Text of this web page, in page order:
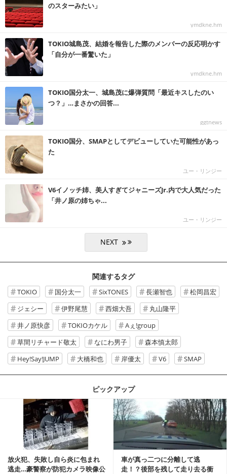
のスターみたい」
ymdkne.hm
TOKIO城島茂、結婚を報告した際のメンバーの反応明かす
「自分が一番驚いた」
ymdkne.hm
TOKIO国分太一、城島茂に爆弾質問「最近キスしたのい
つ？」…まさかの回答...
ggtnews
TOKIO国分、SMAPとしてデビューしていた可能性があっ
た
ユー・リンジー
V6イノッチ姉、美人すぎてジャニーズJr.内で大人気だった
「井ノ原の姉ちゃ...
ユー・リンジー
関連するタグ
TOKIO 国分太一 SixTONES 長瀬智也
松岡昌宏
ジェシー
伊野尾慧 西畑大吾
丸山隆平
井ノ原快彦
TOKIOカケル
Aぇ!group
草間リチャード敬太
なにわ男子
森本慎太郎
Hey!Say!JUMP
大橋和也 岸優太 V6 SMAP
ピックアップ
放火犯、失敗し自ら炎に包まれ
逃走…豪警察が防犯カメラ映像公
車が真っ二つに分離して逃
走！？後部を残して走り去る衝
記事を読む